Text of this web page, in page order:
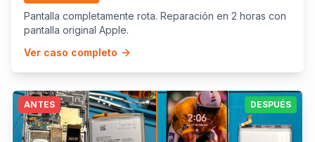
Pantalla completamente rota. Reparación en 2 horas con
pantalla original Apple.
Ver caso completo
ANTES DESPUÉS